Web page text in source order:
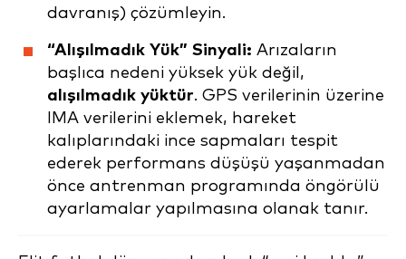
davranış) çözümleyin.
“Alışılmadık Yük” Sinyali: Arızaların
başlıca nedeni yüksek yük değil,
alışılmadık yüktür. GPS verilerinin üzerine
IMA verilerini eklemek, hareket
kalıplarındaki ince sapmaları tespit
ederek performans düşüşü yaşanmadan
önce antrenman programında öngörülü
ayarlamalar yapılmasına olanak tanır.